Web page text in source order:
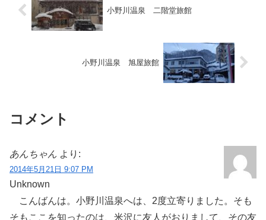
小野川温泉 二階堂旅館
小野川温泉 旭屋旅館
コメント
あんちゃん より:
2014年5月21日 9:07 PM
Unknown
こんばんは。小野川温泉へは、2度立寄りました。そも
そもここを知ったのは、米沢に友人がおりまして、その友